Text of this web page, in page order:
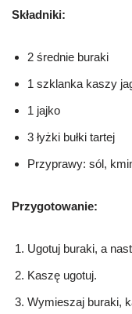
Składniki:
2 średnie buraki
1 szklanka kaszy
1 jajko
3 łyżki bułki tartej
Przyprawy: sól,
Przygotowanie:
Ugotuj buraki, a
Kaszę ugotuj.
Wymieszaj buraki,